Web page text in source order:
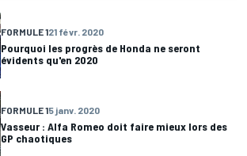
FORMULE 121 févr. 2020
Pourquoi les progrès de Honda ne seront
évidents qu'en 2020
FORMULE 15 janv. 2020
Vasseur : Alfa Romeo doit faire mieux lors des
GP chaotiques